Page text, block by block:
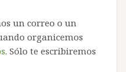
un correo o un
organicemos
. Sólo te escribiremos